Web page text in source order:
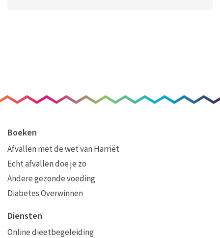
Boeken
Afvallen met de wet van Harriët
Echt afvallen doe je zo
Andere gezonde voeding
Diabetes Overwinnen
Diensten
Online dieetbegeleiding